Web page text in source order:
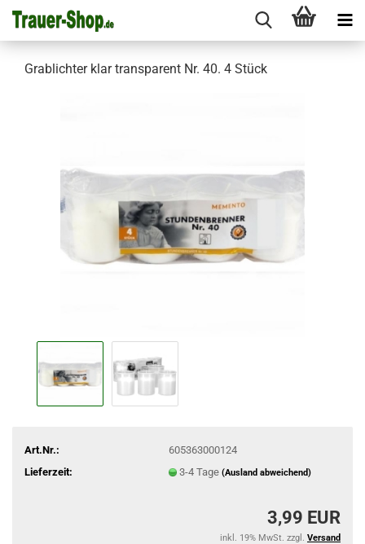
Grablichter klar transparent Nr. 40. 4 Stück
Art.Nr.:
605363000124
Lieferzeit:
3-4 Tage (Ausland abweichend)
3,99 EUR
inkl. 19% MwSt. zzgl. Versand